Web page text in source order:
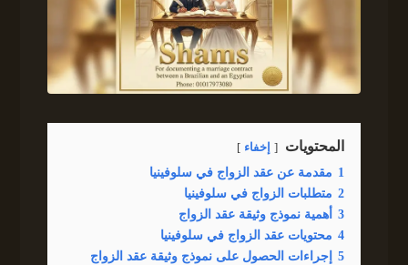
المحتويات إخفاء
1 مقدمة عن عقد الزواج في سلوفينيا
2 متطلبات الزواج في سلوفينيا
3
أهمية نموذج وثيقة عقد الزواج
4 محتويات عقد الزواج في سلوفينيا
5
إجراءات الحصول على نموذج وثيقة عقد الزواج